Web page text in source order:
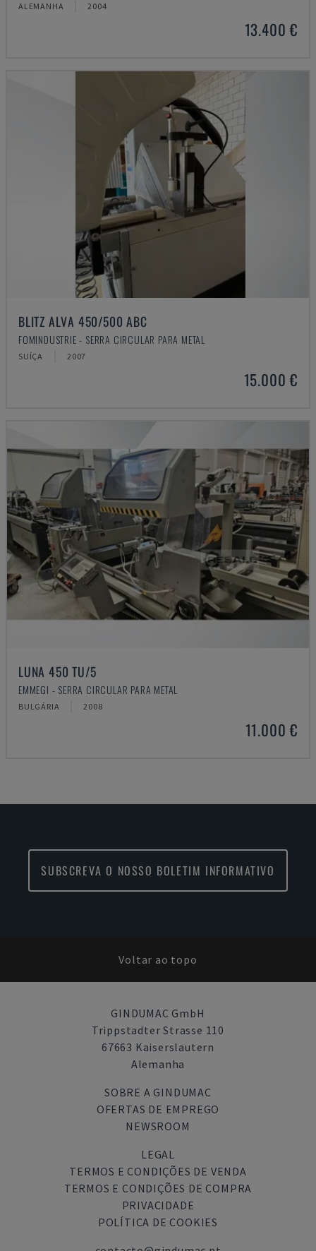
ALEMANHA 2004
13.400 €
BLITZ ALVA 450/500 ABC
FOMINDUSTRIE - SERRA CIRCULAR PARA METAL
SUÍÇA 2007
15.000 €
LUNA 450 TU/5
EMMEGI - SERRA CIRCULAR PARA METAL
BULGÁRIA 2008
11.000 €
SUBSCREVA O NOSSO BOLETIM INFORMATIVO
Voltar ao topo
GINDUMAC GmbH
Trippstadter Strasse 110
67663 Kaiserslautern
Alemanha
SOBRE A GINDUMAC
OFERTAS DE EMPREGO
NEWSROOM
LEGAL
TERMOS E CONDIÇÕES DE VENDA
TERMOS E CONDIÇÕES DE COMPRA
PRIVACIDADE
POLÍTICA DE COOKIES